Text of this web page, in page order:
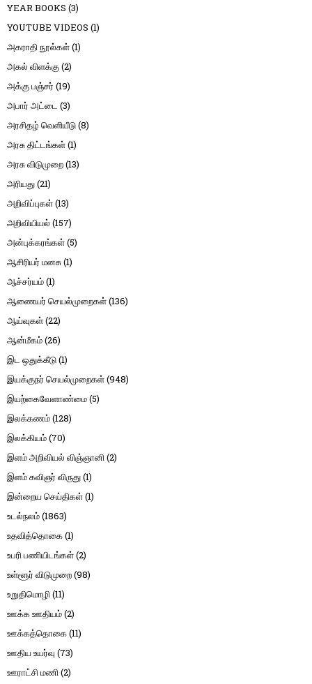
YEAR BOOKS (3)
YOUTUBE VIDEOS (1)
அகராதி நூல்கள்(1)
அகல் விளக்கு(2)
அக்கு பஞ்சர் (19)
அபார் அட்டை (3)
அரசிதழ் வெளியீடு(8)
அரசு திட்டங்கள்(1)
அரசு விடுமுறை(13)
அரியது(21)
அறிவிப்புகள்(13)
அறிவியியல் (157)
அன்புக்கரங்கள்(5)
ஆசிரியர் மனசு(1)
ஆச்சர்யம்(1)
ஆணையர் செயல்முறைகள்(136)
ஆய்வுகள்(22)
ஆன்மீகம்(26)
இட ஒதுக்கீடு(1)
இயக்குநர் செயல்முறைகள்(948)
இயற்கைவேளாண்மை(5)
இலக்கணம்(128)
இலக்கியம்(70)
இளம் அறிவியல் விஞ்ஞானி(2)
இளம் கவிஞர் விருது(1)
இன்றைய செய்திகள்(1)
உடல்நலம்(1863)
உதவித்தொகை(1)
உபரி பணியிடங்கள்(2)
உள்ளூர் விடுமுறை(98)
உறுதிமொழி(11)
ஊக்க ஊதியம்(2)
ஊக்கத்தொகை(11)
ஊதிய உயர்வு (73)
ஊராட்சி மணி(2)